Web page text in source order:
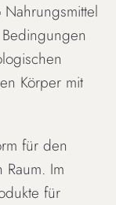
Körper mit
für den
Raum. Im
für